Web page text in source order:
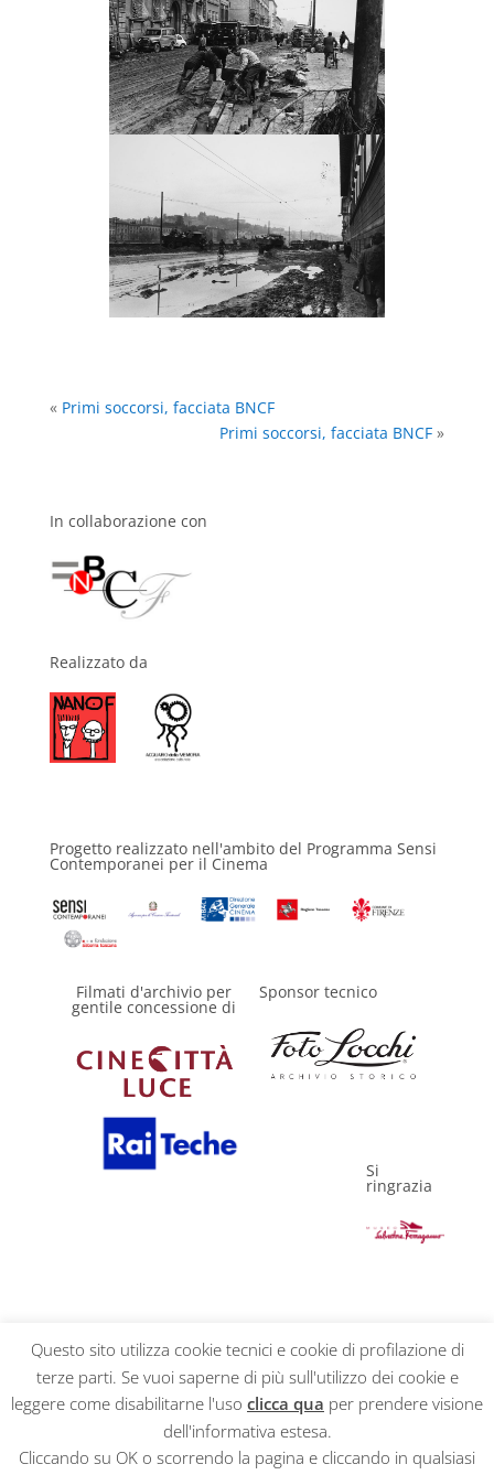
« Primi soccorsi, facciata BNCF
Primi soccorsi, facciata BNCF »
In collaborazione con
Realizzato da
Progetto realizzato nell'ambito del Programma Sensi
Contemporanei per il Cinema
Filmati d'archivio per
gentile concessione di
Sponsor tecnico
Si
ringrazia
Privacy Policy
Questo sito utilizza cookie tecnici e cookie di profilazione di
terze parti. Se vuoi saperne di più sull'utilizzo dei cookie e
leggere come disabilitarne l'uso clicca qua per prendere visione
dell'informativa estesa.
Cliccando su OK o scorrendo la pagina e cliccando in qualsiasi